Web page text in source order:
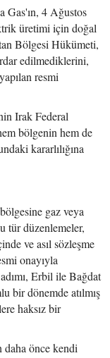
Gas'ın, 4 Ağustos
üretimi için doğal
Bölgesi Hükümeti,
edilmediklerini,
resmi
Irak Federal
bölgenin hem de
kararlılığına
gaz veya
tür düzenlemeler,
ve asıl sözleşme
onayıyla
Erbil ile Bağdat
bir dönemde atılmış
haksız bir
önce kendi